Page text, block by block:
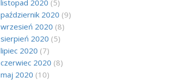
listopad 2020 (5)
październik 2020 (9)
wrzesień 2020 (8)
sierpień 2020 (5)
lipiec 2020 (7)
czerwiec 2020 (8)
maj 2020 (10)